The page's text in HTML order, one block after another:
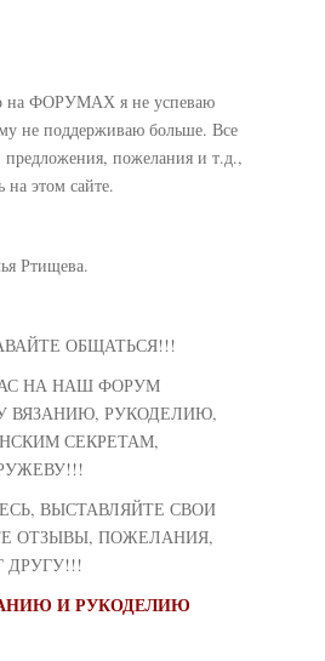
на ФОРУМАХ я не успеваю
не поддерживаю больше. Все
пожелания и т.д.,
на этом сайте.
Ртищева.
ОБЩАТЬСЯ!!!
НА НАШ ФОРУМ
ВЯЗАНИЮ, РУКОДЕЛИЮ,
СЕКРЕТАМ,
ВЫСТАВЛЯЙТЕ СВОИ
ОТЗЫВЫ, ПОЖЕЛАНИЯ,
ДРУГУ!!!
И РУКОДЕЛИЮ